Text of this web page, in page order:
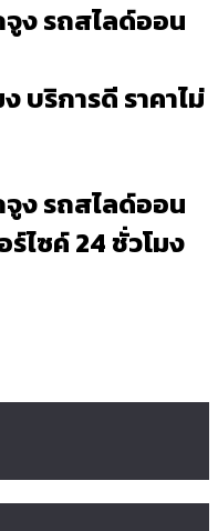
ง รถสไลด์ออน
บริการดี ราคาไม่
ง รถสไลด์ออน
ไซค์ 24 ชั่วโมง